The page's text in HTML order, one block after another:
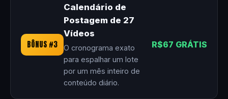
BÔNUS #3
Calendário de
Postagem de 27
Vídeos
O cronograma exato
para espalhar um lote
por um mês inteiro de
conteúdo diário.
R$67 GRÁTIS